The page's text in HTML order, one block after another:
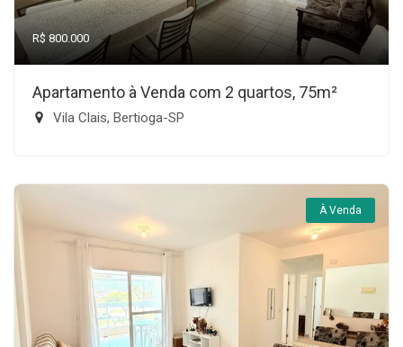
R$ 800.000
Apartamento à Venda com 2 quartos, 75m²
Vila Clais, Bertioga-SP
À Venda